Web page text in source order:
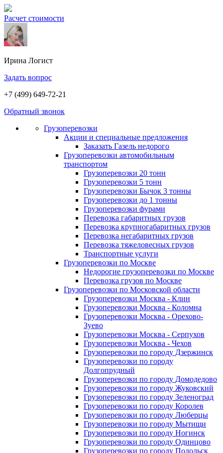
Расчет стоимости
Ирина Логист
Задать вопрос
+7 (499) 649-72-21
Обратный звонок
Грузоперевозки
Акции и специальные предложения
Заказать Газель недорого
Грузоперевозки автомобильным
транспортом
Грузоперевозки 20 тонн
Грузоперевозки 5 тонн
Грузоперевозки Бычок 3 тонны
Грузоперевозки до 1 тонны
Грузоперевозки фурами
Перевозка габаритных грузов
Перевозка крупногабаритных грузов
Перевозка негабаритных грузов
Перевозка тяжеловесных грузов
Транспортные услуги
Грузоперевозки по Москве
Недорогие грузоперевозки по Москве
Перевозка грузов по Москве
Грузоперевозки по Московской области
Грузоперевозки Москва - Клин
Грузоперевозки Москва - Коломна
Грузоперевозки Москва - Орехово-
Зуево
Грузоперевозки Москва - Серпухов
Грузоперевозки Москва - Чехов
Грузоперевозки по городу Дзержинск
Грузоперевозки по городу
Долгопрудный
Грузоперевозки по городу Домодедово
Грузоперевозки по городу Жуковский
Грузоперевозки по городу Зеленоград
Грузоперевозки по городу Королев
Грузоперевозки по городу Люберцы
Грузоперевозки по городу Мытищи
Грузоперевозки по городу Ногинск
Грузоперевозки по городу Одинцово
Грузоперевозки по городу Подольск